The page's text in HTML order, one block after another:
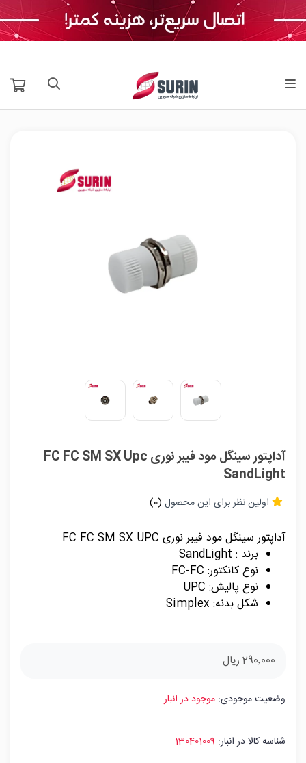
آداپتور سینگل مود فیبر نوری FC FC SM SX Upc
SandLight
اولین نظر برای این محصول (0)
آداپتور سینگل مود فیبر نوری FC FC SM SX UPC
برند : SandLight
نوع کانکتور: FC-FC
نوع پالیش: UPC
شکل بدنه: Simplex
290٬000 ریال
وضعیت موجودی: موجود در انبار
شناسه کالا در انبار: 130401009